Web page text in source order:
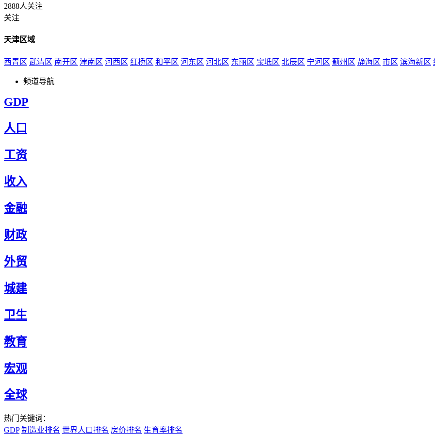
2888人关注
关注
天津区域
西青区 武清区 南开区 津南区 河西区 红桥区 和平区 河东区 河北区 东丽区 宝坻区 北辰区 宁河区 蓟州区 静海区 市区 滨海新区
频道导航
GDP
人口
工资
收入
金融
财政
外贸
城建
卫生
教育
宏观
全球
热门关键词：
GDP 制造业排名 世界人口排名 房价排名 生育率排名